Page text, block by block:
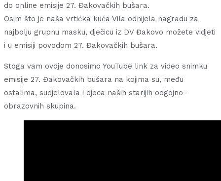
do online emisije 27. Đakovačkih bušara.
Osim što je naša vrtićka kuća Vila odnijela nagradu za
najbolju grupnu masku, dječicu iz DV Đakovo možete vidjeti
i u emisiji povodom 27. Đakovačkih bušara.
Stoga vam ovdje donosimo YouTube link za video snimku
emisije 27. Đakovačkih bušara na kojima su, među
ostalima, sudjelovala i djeca naših starijih odgojno-
obrazovnih skupina.